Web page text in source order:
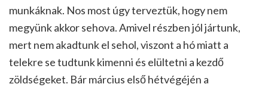
munkáknak. Nos most úgy terveztük, hogy nem
megyünk akkor sehova. Amivel részben jól jártunk,
mert nem akadtunk el sehol, viszont a hó miatt a
telekre se tudtunk kimenni és elültetni a kezdő
zöldségeket. Bár március első hétvégéjén a